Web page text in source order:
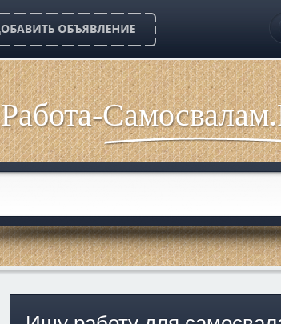
Работа-